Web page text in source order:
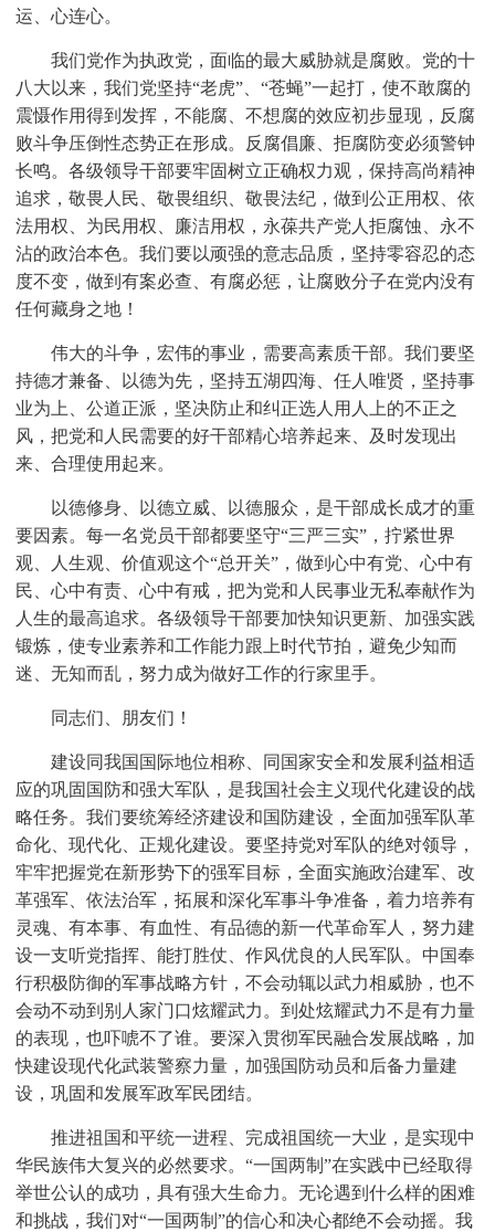
运、心连心。
我们党作为执政党，面临的最大威胁就是腐败。党的十
八大以来，我们党坚持“老虎”、“苍蝇”一起打，使不敢腐的
震慑作用得到发挥，不能腐、不想腐的效应初步显现，反腐
败斗争压倒性态势正在形成。反腐倡廉、拒腐防变必须警钟
长鸣。各级领导干部要牢固树立正确权力观，保持高尚精神
追求，敬畏人民、敬畏组织、敬畏法纪，做到公正用权、依
法用权、为民用权、廉洁用权，永葆共产党人拒腐蚀、永不
沾的政治本色。我们要以顽强的意志品质，坚持零容忍的态
度不变，做到有案必查、有腐必惩，让腐败分子在党内没有
任何藏身之地！
伟大的斗争，宏伟的事业，需要高素质干部。我们要坚
持德才兼备、以德为先，坚持五湖四海、任人唯贤，坚持事
业为上、公道正派，坚决防止和纠正选人用人上的不正之
风，把党和人民需要的好干部精心培养起来、及时发现出
来、合理使用起来。
以德修身、以德立威、以德服众，是干部成长成才的重
要因素。每一名党员干部都要坚守“三严三实”，拧紧世界
观、人生观、价值观这个“总开关”，做到心中有党、心中有
民、心中有责、心中有戒，把为党和人民事业无私奉献作为
人生的最高追求。各级领导干部要加快知识更新、加强实践
锻炼，使专业素养和工作能力跟上时代节拍，避免少知而
迷、无知而乱，努力成为做好工作的行家里手。
同志们、朋友们！
建设同我国国际地位相称、同国家安全和发展利益相适
应的巩固国防和强大军队，是我国社会主义现代化建设的战
略任务。我们要统筹经济建设和国防建设，全面加强军队革
命化、现代化、正规化建设。要坚持党对军队的绝对领导，
牢牢把握党在新形势下的强军目标，全面实施政治建军、改
革强军、依法治军，拓展和深化军事斗争准备，着力培养有
灵魂、有本事、有血性、有品德的新一代革命军人，努力建
设一支听党指挥、能打胜仗、作风优良的人民军队。中国奉
行积极防御的军事战略方针，不会动辄以武力相威胁，也不
会动不动到别人家门口炫耀武力。到处炫耀武力不是有力量
的表现，也吓唬不了谁。要深入贯彻军民融合发展战略，加
快建设现代化武装警察力量，加强国防动员和后备力量建
设，巩固和发展军政军民团结。
推进祖国和平统一进程、完成祖国统一大业，是实现中
华民族伟大复兴的必然要求。“一国两制”在实践中已经取得
举世公认的成功，具有强大生命力。无论遇到什么样的困难
和挑战，我们对“一国两制”的信心和决心都绝不会动摇。我